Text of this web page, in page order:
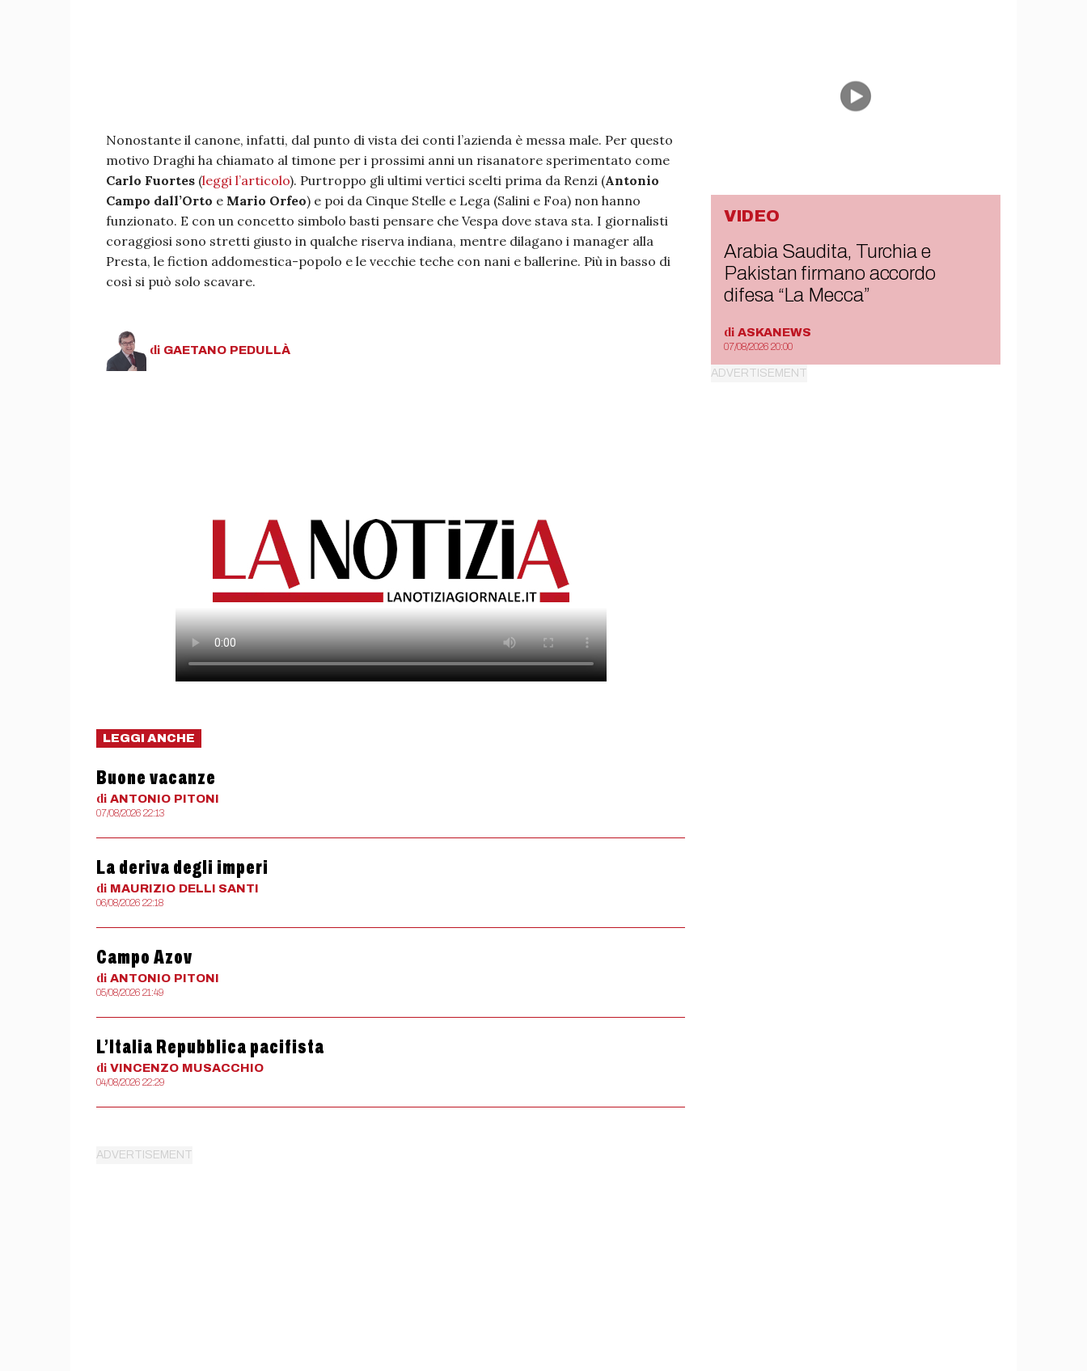
Nonostante il canone, infatti, dal punto di vista dei conti l’azienda è messa male. Per questo
motivo Draghi ha chiamato al timone per i prossimi anni un risanatore sperimentato come
Carlo Fuortes (leggi l’articolo). Purtroppo gli ultimi vertici scelti prima da Renzi (Antonio
Campo dall’Orto e Mario Orfeo) e poi da Cinque Stelle e Lega (Salini e Foa) non hanno
funzionato. E con un concetto simbolo basti pensare che Vespa dove stava sta. I giornalisti
coraggiosi sono stretti giusto in qualche riserva indiana, mentre dilagano i manager alla
Presta, le fiction addomestica-popolo e le vecchie teche con nani e ballerine. Più in basso di
così si può solo scavare.
di GAETANO PEDULLÀ
LEGGI ANCHE
Buone vacanze
di ANTONIO PITONI
07/08/2026 22:13
La deriva degli imperi
di MAURIZIO DELLI SANTI
06/08/2026 22:18
Campo Azov
di ANTONIO PITONI
05/08/2026 21:49
L’Italia Repubblica pacifista
di VINCENZO MUSACCHIO
04/08/2026 22:29
VIDEO
Arabia Saudita, Turchia e
Pakistan firmano accordo
difesa “La Mecca”
di ASKANEWS
07/08/2026 20:00